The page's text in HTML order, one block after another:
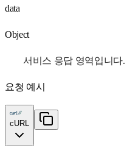
data
Object
서비스 응답 영역입니다.
요청 예시
cURL